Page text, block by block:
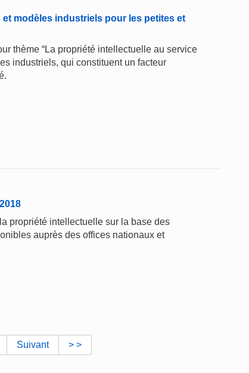
modèles industriels pour les petites et
thème “La propriété intellectuelle au service
industriels, qui constituent un facteur
propriété intellectuelle sur la base des
auprès des offices nationaux et
Suivant > >